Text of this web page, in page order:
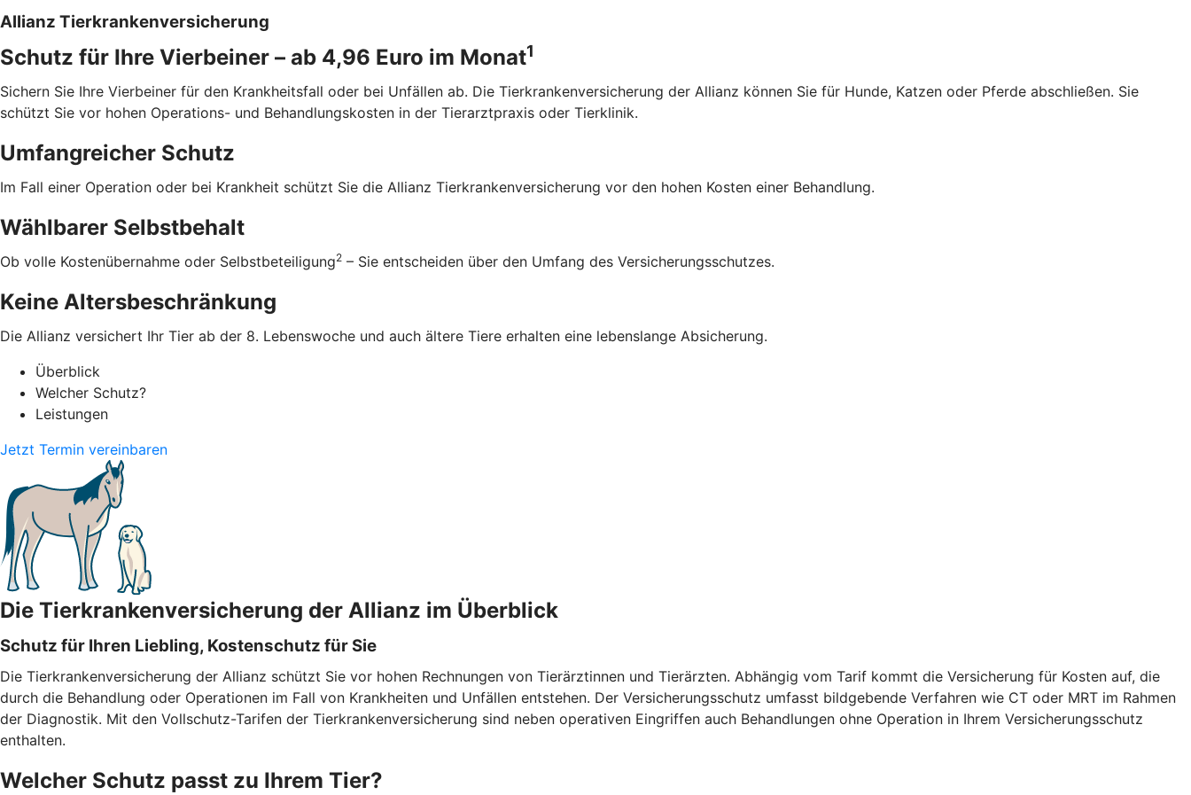
Allianz Tierkrankenversicherung
Schutz für Ihre Vierbeiner – ab 4,96 Euro im Monat1
Sichern Sie Ihre Vierbeiner für den Krankheitsfall oder bei Unfällen ab. Die Tierkrankenversicherung der Allianz können Sie für Hunde, Katzen oder Pferde abschließen. Sie
schützt Sie vor hohen Operations- und Behandlungskosten in der Tierarztpraxis oder Tierklinik.
Umfangreicher Schutz
Im Fall einer Operation oder bei Krankheit schützt Sie die Allianz Tierkrankenversicherung vor den hohen Kosten einer Behandlung.
Wählbarer Selbstbehalt
Ob volle Kostenübernahme oder Selbstbeteiligung2 – Sie entscheiden über den Umfang des Versicherungsschutzes.
Keine Altersbeschränkung
Die Allianz versichert Ihr Tier ab der 8. Lebenswoche und auch ältere Tiere erhalten eine lebenslange Absicherung.
Überblick
Welcher Schutz?
Leistungen
Jetzt Termin vereinbaren
Die Tierkrankenversicherung der Allianz im Überblick
Schutz für Ihren Liebling, Kostenschutz für Sie
Die Tierkrankenversicherung der Allianz schützt Sie vor hohen Rechnungen von Tierärztinnen und Tierärzten. Abhängig vom Tarif kommt die Versicherung für Kosten auf, die
durch die Behandlung oder Operationen im Fall von Krankheiten und Unfällen entstehen. Der Versicherungsschutz umfasst bildgebende Verfahren wie CT oder MRT im Rahmen
der Diagnostik. Mit den Vollschutz-Tarifen der Tierkrankenversicherung sind neben operativen Eingriffen auch Behandlungen ohne Operation in Ihrem Versicherungsschutz
enthalten.
Welcher Schutz passt zu Ihrem Tier?